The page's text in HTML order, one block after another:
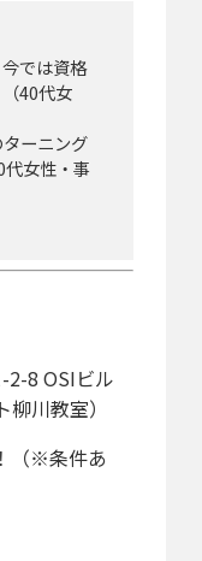
では資格
40代女
ターニング
女性・事
2-8 OSIビル
川教室）
（※条件あ